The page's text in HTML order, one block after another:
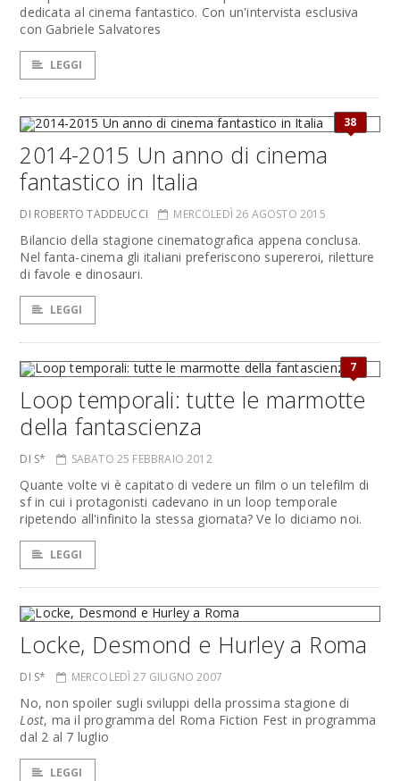
dedicata al cinema fantastico. Con un'intervista esclusiva
con Gabriele Salvatores
LEGGI
38
2014-2015 Un anno di cinema
fantastico in Italia
DI ROBERTO TADDEUCCI MERCOLEDÌ 26 AGOSTO 2015
Bilancio della stagione cinematografica appena conclusa.
Nel fanta-cinema gli italiani preferiscono supereroi, riletture
di favole e dinosauri.
LEGGI
7
Loop temporali: tutte le marmotte
della fantascienza
DI S* SABATO 25 FEBBRAIO 2012
Quante volte vi è capitato di vedere un film o un telefilm di
sf in cui i protagonisti cadevano in un loop temporale
ripetendo all'infinito la stessa giornata? Ve lo diciamo noi.
LEGGI
Locke, Desmond e Hurley a Roma
DI S* MERCOLEDÌ 27 GIUGNO 2007
No, non spoiler sugli sviluppi della prossima stagione di
Lost, ma il programma del Roma Fiction Fest in programma
dal 2 al 7 luglio
LEGGI